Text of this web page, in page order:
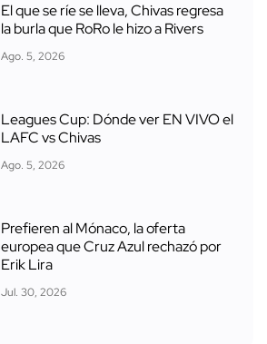
El que se ríe se lleva, Chivas regresa
la burla que RoRo le hizo a Rivers
Ago. 5, 2026
Leagues Cup: Dónde ver EN VIVO el
LAFC vs Chivas
Ago. 5, 2026
Prefieren al Mónaco, la oferta
europea que Cruz Azul rechazó por
Erik Lira
Jul. 30, 2026